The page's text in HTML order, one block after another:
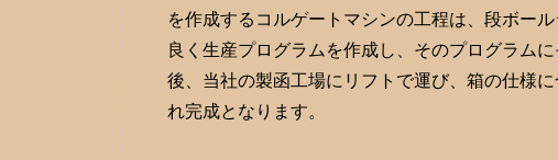
を作成するコルゲートマシンの工程は、段ボー
良く生産プログラムを作成し、そのプログラム
後、当社の製函工場にリフトで運び、箱の仕様
れ完成となります。